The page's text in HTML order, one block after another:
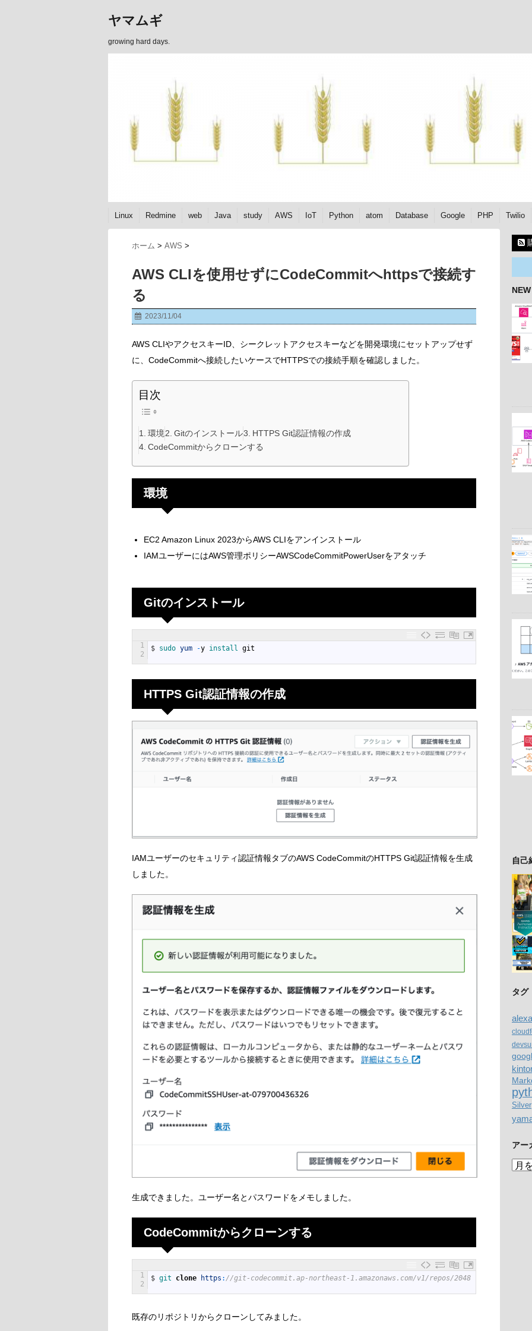
ヤマムギ
growing hard days.
Linux Redmine web Java study AWS IoT Python atom Database Google PHP Twilio
ホーム > AWS >
AWS CLIを使用せずにCodeCommitへhttpsで接続す
る
2023/11/04
AWS CLIやアクセスキーID、シークレットアクセスキーなどを開発環境にセットアップせず
に、CodeCommitへ接続したいケースでHTTPSでの接続手順を確認しました。
目次
環境 Gitのインストール
HTTPS Git認証情報の作成
CodeCommitからクローンする
環境
EC2 Amazon Linux 2023からAWS CLIをアンインストール
IAMユーザーにはAWS管理ポリシーAWSCodeCommitPowerUserをアタッチ
Gitのインストール
1
2
$ sudo yum -y install git
HTTPS Git認証情報の作成
IAMユーザーのセキュリティ認証情報タブのAWS CodeCommitのHTTPS Git認証情報を生成
しました。
生成できました。ユーザー名とパスワードをメモしました。
CodeCommitからクローンする
1
2
$ git clone https : //git-codecommit.ap-northeast-1.amazonaws.com/v1/repos/2048
既存のリポジトリからクローンしてみました。
自己
タグ
alexa
Silver
アー
ア